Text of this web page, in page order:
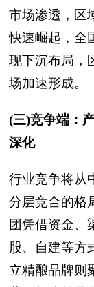
市场渗透，区
快速崛起，全
现下沉布局，
场加速形成。
(三)竞争端：
深化
行业竞争将从
分层竞合的格
团凭借资金、
股、自建等方
立精酿品牌则